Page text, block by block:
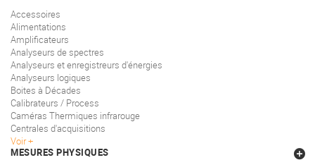
Accessoires
Alimentations
Amplificateurs
Analyseurs de spectres
Analyseurs et enregistreurs d'énergies
Analyseurs logiques
Boites à Décades
Calibrateurs / Process
Caméras Thermiques infrarouge
Centrales d'acquisitions
Voir
MESURES PHYSIQUES